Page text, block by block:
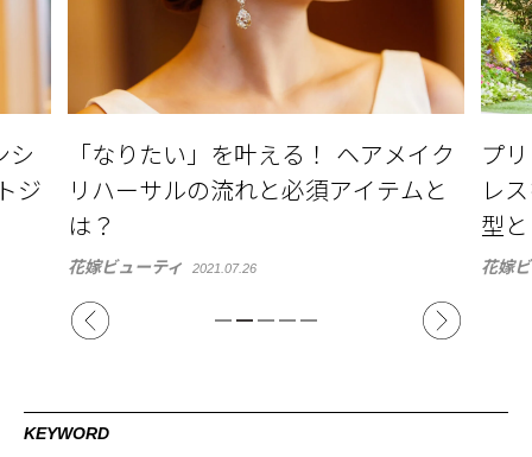
ク
と
プリンセスラインのウエディングド
レスを着こなそう。似合う体型・髪
型とは
花嫁ビューティ 2021.02.17
ブ
方
紹介
結婚
KEYWORD